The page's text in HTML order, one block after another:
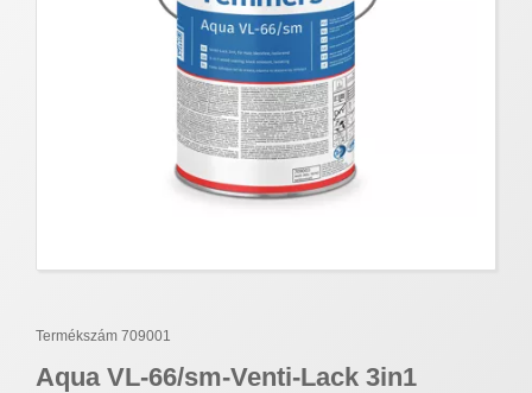
Termékszám 709001
Aqua VL-66/sm-Venti-Lack 3in1